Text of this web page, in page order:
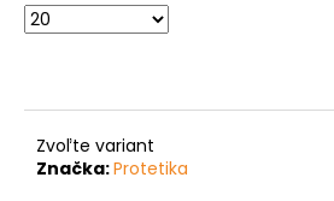
Zvoľte variant
Značka:Protetika
p
o